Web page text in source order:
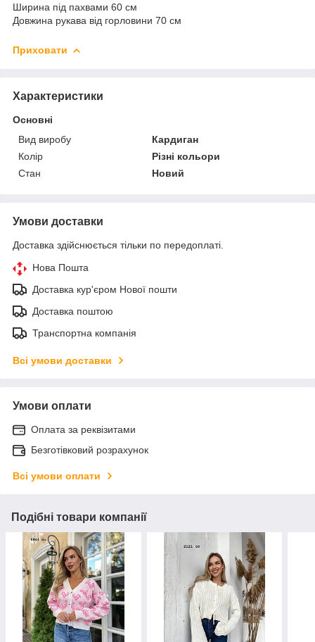
Ширина під пахвами 60 см
Довжина рукава від горловини 70 см
Приховати
Характеристики
Основні
Вид виробу
Кардиган
Колір
Різні кольори
Стан
Новий
Умови доставки
Доставка здійснюється тільки по передоплаті.
Нова Пошта
Доставка кур'єром Нової пошти
Доставка поштою
Транспортна компанія
Всі умови доставки
Умови оплати
Оплата за реквізитами
Безготівковий розрахунок
Всі умови оплати
Подібні товари компанії